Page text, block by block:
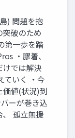
) 問題を抱
破のため
第⼀歩を踏
・膠着、
けでは解決
ていく ・今
価値(状況)到
ーが巻き込
、 孤⽴無援